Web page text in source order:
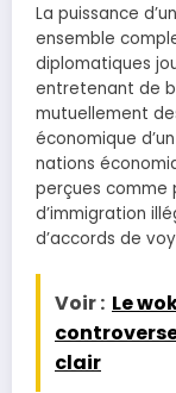
La puissance
ensemble
diplomatiques
entretenant de
mutuellement
économique
nations
perçues comme
d’immigration
d’accords de
Voir : Le
clair